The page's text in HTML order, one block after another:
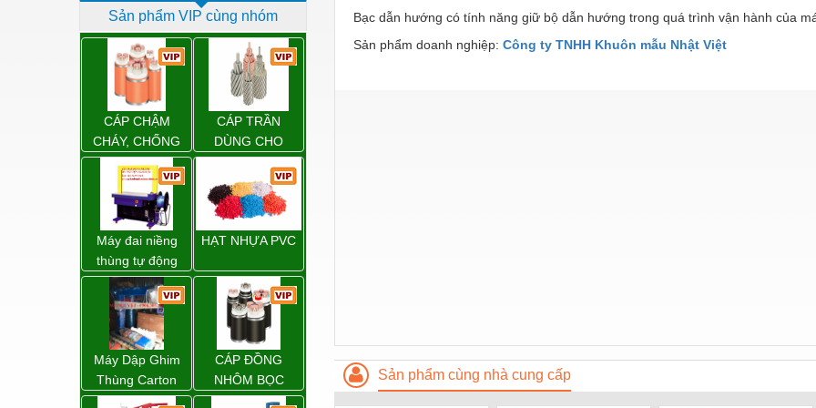
Dịch vụ - Thi công
Điện công nghiệp
Điện gia dụng
Điện Lạnh
Đóng tàu Thiết bị
Đúc chính xác Thiết bị
Dụng cụ cầm tay
Dụng cụ cắt gọt
Dụng cụ điện
Dụng cụ đo
Gỗ - Trang thiết bị
Hàn cắt - Thiết bị
Sản phẩm VIP cùng nhóm
CÁP CHẬM
CHÁY, CHỐNG
CHÁY
CÁP TRẦN
DÙNG CHO
ĐƯỜNG DÂY
TẢI ĐIỆN TRÊN
KHÔNG
Máy đai niềng
thùng tự động
DBA-200 giá tốt
HẠT NHỰA PVC
Máy Dập Ghim
Thùng Carton
Wp-1200 Chính
CÁP ĐỒNG
NHÔM BỌC
Bạc dẫn hướng có tính năng giữ bộ dẫn hướng trong quá trình vận hành của
Sản phẩm doanh nghiệp: Công ty TNHH Khuôn mẫu Nhật Việt
Sản phẩm cùng nhà cung cấp